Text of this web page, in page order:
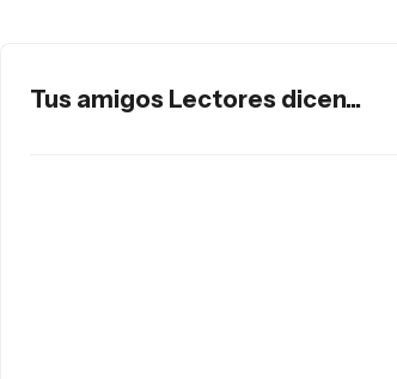
Tus amigos Lectores dicen...